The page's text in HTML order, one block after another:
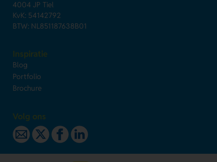
4004 JP Tiel
KvK: 54142792
BTW: NL851187638B01
Inspiratie
Blog
Portfolio
Brochure
Volg ons